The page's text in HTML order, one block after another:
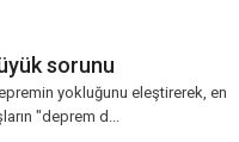
sorunu
yokluğunu eleştirerek, en
"deprem d...